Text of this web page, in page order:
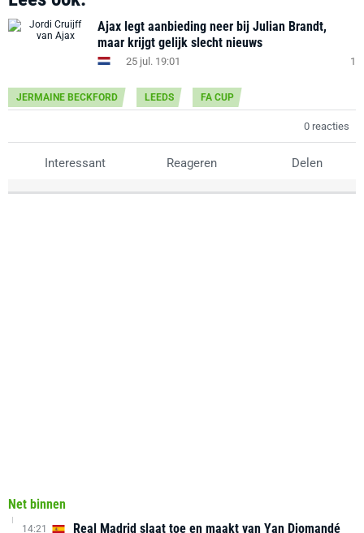
Ajax legt aanbieding neer bij Julian Brandt,
maar krijgt gelijk slecht nieuws
25 jul. 19:01 1
JERMAINE BECKFORD LEEDS FA CUP
0 reacties
Interessant Reageren Delen
Net binnen
14:21 Real Madrid slaat toe en maakt van Yan Diomandé